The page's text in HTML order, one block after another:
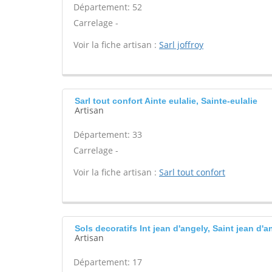
Département: 52
Carrelage -
Voir la fiche artisan : Sarl joffroy
Sarl tout confort Ainte eulalie, Sainte-eulalie
Artisan
Département: 33
Carrelage -
Voir la fiche artisan : Sarl tout confort
Sols decoratifs Int jean d'angely, Saint jean
Artisan
Département: 17